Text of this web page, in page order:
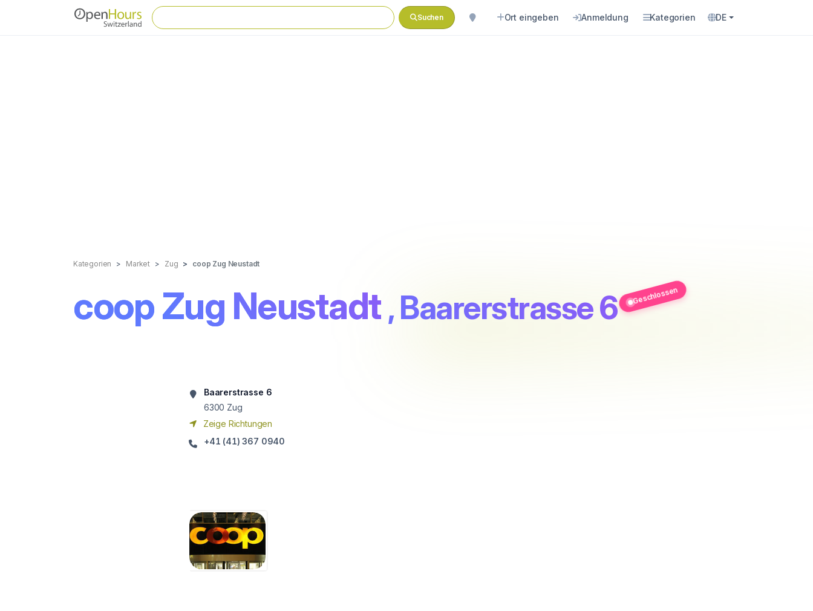
Suchen Ort eingeben Anmeldung Kategorien DE
Kategorien Market Zug coop Zug Neustadt
coop Zug Neustadt , Baarerstrasse 6 Geschlossen
Baarerstrasse 6
6300 Zug
Zeige Richtungen
+41 (41) 367 0940